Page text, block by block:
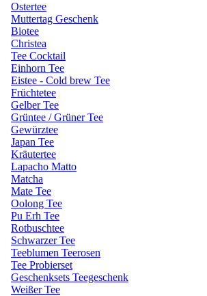
Ostertee
Muttertag Geschenk
Biotee
Christea
Tee Cocktail
Einhorn Tee
Eistee - Cold brew Tee
Früchtetee
Gelber Tee
Grüntee / Grüner Tee
Gewürztee
Japan Tee
Kräutertee
Lapacho Matto
Matcha
Mate Tee
Oolong Tee
Pu Erh Tee
Rotbuschtee
Schwarzer Tee
Teeblumen Teerosen
Tee Probierset
Geschenksets Teegeschenk
Weißer Tee